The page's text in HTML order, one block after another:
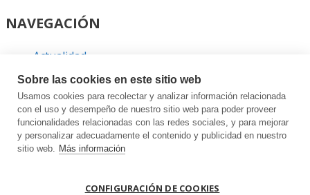
NAVEGACIÓN
Actualidad
Podcast
Entrevistas
Eventos
ENLACES
Política de privacidad
Sobre las cookies en este sitio web
Usamos cookies para recolectar y analizar información relacionada
con el uso y desempeño de nuestro sitio web para poder proveer
funcionalidades relacionadas con las redes sociales, y para mejorar
y personalizar adecuadamente el contenido y publicidad en nuestro
sitio web. Más información
CONFIGURACIÓN DE COOKIES